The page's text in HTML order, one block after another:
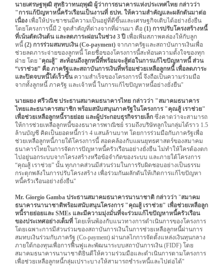
นายเศรษฐพุฒิ สุทธิวาทนฤพุฒิ ผู้ว่าการธนาคารแห่งประเทศไทย กล่าวว่า
"การแก้ปัญหาหนี้ครัวเรือนเป็นงานที่ ธปท. ให้ความสำคัญและผลักดันมาต่อ
เนื่อง เพื่อให้ประชาชนมีความเป็นอยู่ที่ดีขึ้นและเศรษฐกิจเติบได้อย่างยั่งยืน
โดยโครงการนี้มี 2 จุดสำคัญที่ต่างจากที่ผ่านมา คือ (1) การปรับโครงสร้างหนี้
ที่เน้นตัดเงินต้น และลดภาระผ่อนในช่วง 3 ปี เพื่อเพิ่มสภาพคล่องให้กับลูก
หนี้ (2) การร่วมสมทบเงิน (Co-payment) จากภาครัฐและสถาบันการเงินเพื่อ
ช่วยลดภาระจ่ายของลูกหนี้ โดยชื่อของโครงการนี้สะท้อนความตั้งใจของทุก
ฝ่าย โดย "คุณสู้" สะท้อนถึงลูกหนี้ที่พร้อมจะสู้ต่อในการแก้ไขปัญหาหนี้ ส่วน
“เราช่วย” คือ ภาครัฐและสถาบันการเงินที่พร้อมช่วยเหลือลูกหนี้ เพื่อลดภาระ
และปิดจบหนี้ได้เร็วขึ้น ความสำเร็จของโครงการนี้ จึงถือเป็นความร่วมมือ
จากทั้งลูกหนี้ ภาครัฐ และเจ้าหนี้ ในการแก้ไขปัญหาหนี้อย่างยั่งยืน"
นายผยง ศรีวณิช ประธานสมาคมธนาคารไทย กล่าวว่า "สมาคมธนาคาร
ไทยและธนาคารสมาชิก พร้อมสนับสนุนภาครัฐในโครงการ "คุณสู้ เราช่วย"
เพื่อช่วยเหลือลูกหนี้รายย่อย และผู้ประกอบธุรกิจรายเล็ก ซึ่งคาดว่าจะสามารถ
ให้การช่วยเหลือลูกหนี้ของธนาคารพาณิชย์ รวมถึงบริษัทลูกในกลุ่มได้ราว 1.5
ล้านบัญชี คิดเป็นยอดหนี้กว่า 4 แสนล้านบาท โดยการร่วมมือกับภาครัฐเพื่อ
ช่วยเหลือลูกหนี้ภายใต้โครงการนี้ สอดคล้องกับแผนยุทธศาสตร์ของสมาคม
ธนาคารไทยในการจัดการปัญหาหนี้ครัวเรือนอย่างยั่งยืน ไม่ทำให้ใครต้องตก
ไปอยู่นอกระบบจากโครงสร้างหรือข้อจำกัดของระบบ และภายใต้โครงการ
“คุณสู้ เราช่วย” นั้น ทุกภาคส่วนมีส่วนร่วมในการรับผิดชอบอย่างเป็นธรรม
กระตุกพลังในการปรับโครงสร้าง เพื่อร่วมกันผลักดันให้เกิดการแก้ไขปัญหา
หนี้ครัวเรือนอย่างยั่งยืน"
Mr. Giorgio Gamba ประธานสมาคมธนาคารนานาชาติ กล่าวว่า "สมาคม
ธนาคารนานาชาติพร้อมสนับสนุนโครงการ "คุณสู้ เราช่วย" เพื่อช่วยเหลือลูก
หนี้รายย่อยและ SMEs และมีความมุ่งมั่นที่จะร่วมแก้ไขปัญหาหนี้ครัวเรือน
ของประเทศอย่างเต็มที่ โดยเห็นพ้องกับแนวทางการดำเนินการของโครงการ
โดยเฉพาะการมีส่วนร่วมของสถาบันการเงินในการช่วยเหลือลูกหนี้ผ่านการ
สมทบเงินร่วมกับภาครัฐ (Co-payment) ผ่านกลไกการจัดตั้งแหล่งเงินทุนกลาง
ภายใต้กองทุนเพื่อการฟื้นฟูและพัฒนาระบบสถาบันการเงิน (FIDF) โดย
สมาคมธนาคารนานาชาติยินดีให้ความร่วมมือและดำเนินการตามโครงการ
เพื่อช่วยเหลือลูกหนี้กลุ่มเปราะบางให้สามารถชำระหนี้และไปต่อได้"